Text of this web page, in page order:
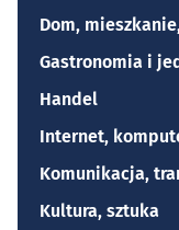
Dom,
Gastronomia i
Handel
Internet,
Komunikacja,
Kultura, sztuka